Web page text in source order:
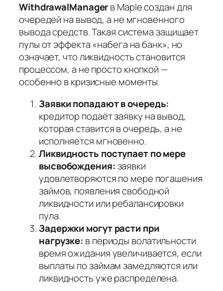
WithdrawalManagerв Maple создан для
очередей на вывод, а не мгновенного
вывода средств. Такая система защищает
пулы от эффекта «набега на банк», но
означает, что ликвидность становится
процессом, а не просто кнопкой —
особенно в кризисные моменты.
Заявки попадают в очередь:
кредитор подаёт заявку на вывод,
которая ставится в очередь, а не
исполняется мгновенно.
Ликвидность поступает по мере
высвобождения:заявки
удовлетворяются по мере погашения
займов, появления свободной
ликвидности или ребалансировки
пула.
Задержки могут расти при
нагрузке: в периоды волатильности
время ожидания увеличивается, если
выплаты по займам замедляются или
ликвидность уже распределена.